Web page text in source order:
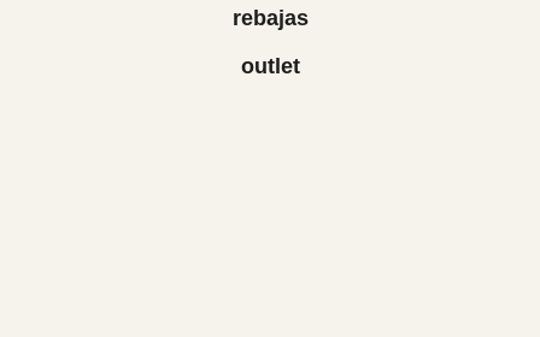
rebajas
outlet